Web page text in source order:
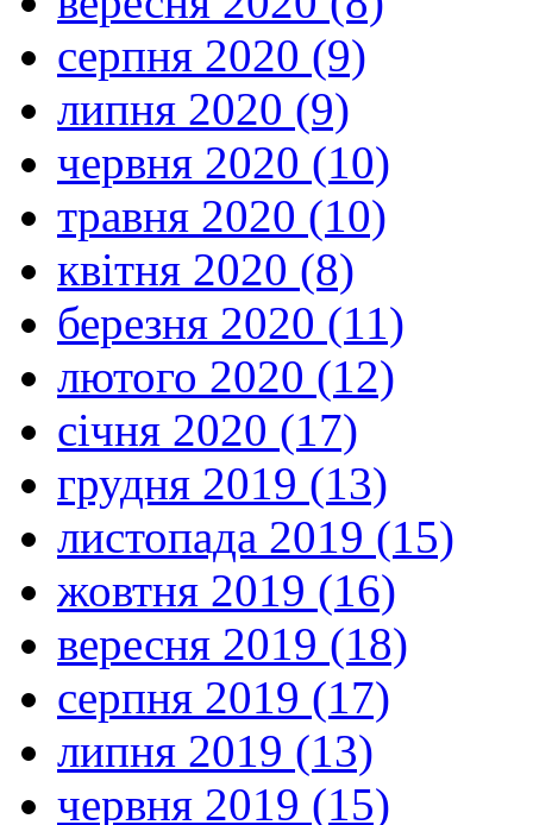
серпня 2020 (9)
липня 2020 (9)
червня 2020 (10)
травня 2020 (10)
квітня 2020 (8)
березня 2020 (11)
лютого 2020 (12)
січня 2020 (17)
грудня 2019 (13)
листопада 2019 (15)
жовтня 2019 (16)
вересня 2019 (18)
серпня 2019 (17)
липня 2019 (13)
червня 2019 (15)